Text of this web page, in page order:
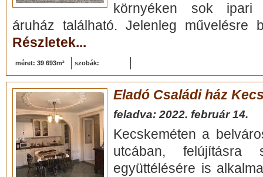
környéken sok ipari
áruház található. Jelenleg művelésre
Részletek...
méret: 39 693m² szobák:
Eladó Családi ház
feladva: 2022. február 14.
Kecskeméten a
utcában, felújításra
együttélésére is